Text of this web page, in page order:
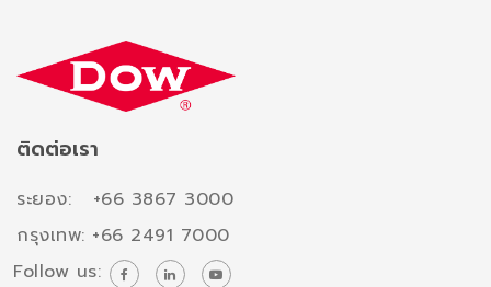
ติดต่อเรา
ระยอง: +66 3867 3000
กรุงเทพ: +66 2491 7000
Follow us: